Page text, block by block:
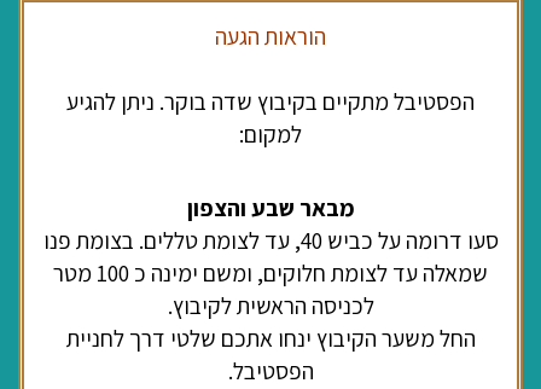
הוראות הגעה
הפסטיבל מתקיים בקיבוץ שדה בוקר. ניתן להגיע
למקום:
מבאר שבע והצפון
סעו דרומה על כביש 40, עד לצומת טללים. בצומת פנו
שמאלה עד לצומת חלוקים, ומשם ימינה כ 100 מטר
לכניסה הראשית לקיבוץ.
החל משער הקיבוץ ינחו אתכם שלטי דרך לחניית
הפסטיבל.